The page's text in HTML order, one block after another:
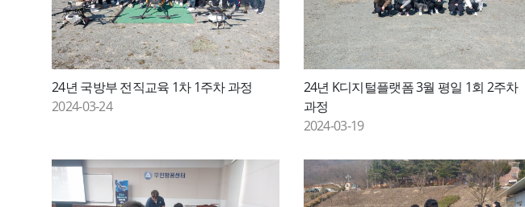
24년 국방부 전직교육 1차 1주차 과정
2024-03-24
24년 K디지털플랫폼 3월 평일 1회 2주차
과정
2024-03-19